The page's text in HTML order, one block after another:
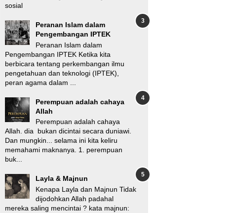
sosial
Peranan Islam dalam
Pengembangan IPTEK
Peranan Islam dalam
Pengembangan IPTEK Ketika kita
berbicara tentang perkembangan ilmu
pengetahuan dan teknologi (IPTEK),
peran agama dalam ...
Perempuan adalah cahaya
Allah
Perempuan adalah cahaya
Allah. dia bukan dicintai secara duniawi.
Dan mungkin... selama ini kita keliru
memahami maknanya. 1. perempuan
buk...
Layla & Majnun
Kenapa Layla dan Majnun Tidak
dijodohkan Allah padahal
mereka saling mencintai ? kata majnun: